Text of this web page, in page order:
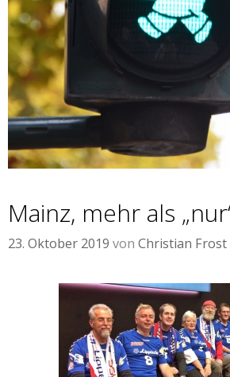
Mainz, mehr als
23. Oktober 2019 von Christian Frost